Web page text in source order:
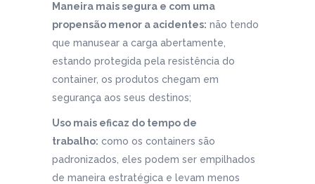
Maneira mais segura e com uma
propensão menor a acidentes: não tendo
que manusear a carga abertamente,
estando protegida pela resistência do
container, os produtos chegam em
segurança aos seus destinos;
Uso mais eficaz do tempo de
trabalho: como os containers são
padronizados, eles podem ser empilhados
de maneira estratégica e levam menos